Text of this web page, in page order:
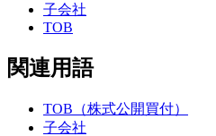
子会社
TOB
関連用語
TOB（株式公開買付）
子会社